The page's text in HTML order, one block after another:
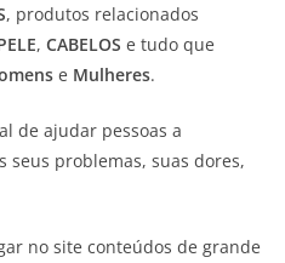
, produtos relacionados
, CABELOS e tudo que
e Mulheres.
de ajudar pessoas a
seus problemas, suas dores,
no site conteúdos de grande